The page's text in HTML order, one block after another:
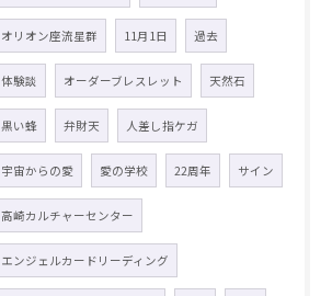
オリオン座流星群 11月1日 過去
体験談 オーダーブレスレット 天然石
黒い蜂 弁財天 人差し指ケガ
宇宙からの愛 愛の学校 22周年 サイン
高崎カルチャーセンター
エンジェルカードリーディング